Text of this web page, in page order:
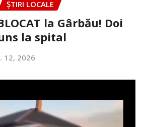
ȘTIRI LOCALE
la Gârbău! Doi
la spital
12, 2026